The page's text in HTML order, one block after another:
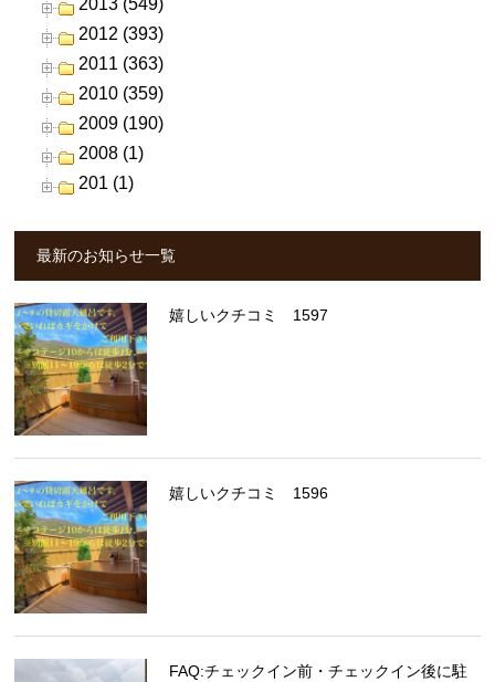
2013 (549)
2012 (393)
2011 (363)
2010 (359)
2009 (190)
2008 (1)
201 (1)
最新のお知らせ一覧
嬉しいクチコミ 1597
嬉しいクチコミ 1596
FAQ:チェックイン前・チェックイン後に駐